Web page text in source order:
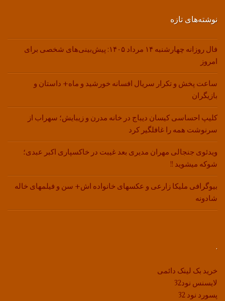
نوشته‌های تازه
فال روزانه چهارشنبه ۱۴ مرداد ۱۴۰۵: پیش‌بینی‌های شخصی برای
امروز
ساعت پخش و تکرار سریال افسانه خورشید و ماه+ داستان و
بازیگران
کلیپ احساسی کیسان دیباج در خانه مدرن و زیبایش؛ سهراب از
سرنوشت همه را غافلگیر کرد
ویدئوی جنجالی مهران مدیری بعد غیبت در خاکسپاری اکبر عبدی؛
شوکه میشوید !!
بیوگرافی ملیکا زارعی و عکسهای خانواده اش+ سن و فیلمهای خاله
شادونه
.
خرید بک لینک دائمی
لایسنس نود32
پسورد نود 32